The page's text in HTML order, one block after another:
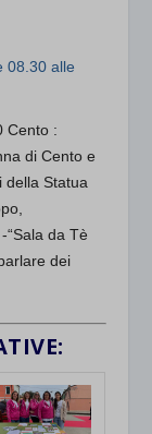
08.30 alle
Cento :
di Cento e
della Statua
“Sala da Tè
dei